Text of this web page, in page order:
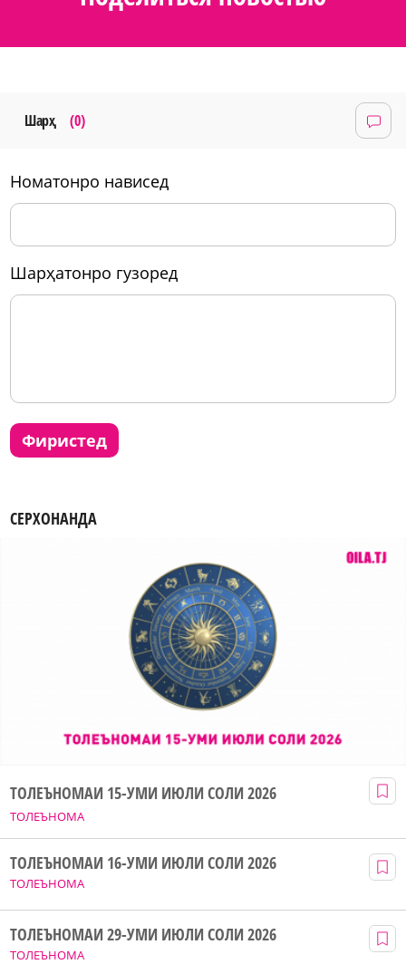
Шарҳ (0)
номатонро нависед
шарҳатонро гузоред
фиристед
СЕРХОНАНДА
ТОЛЕЪНОМА
ТОЛЕЪНОМАИ 15-УМИ ИЮЛИ СОЛИ 2026
ТОЛЕЪНОМА
ТОЛЕЪНОМАИ 16-УМИ ИЮЛИ СОЛИ 2026
ТОЛЕЪНОМА
ТОЛЕЪНОМАИ 29-УМИ ИЮЛИ СОЛИ 2026